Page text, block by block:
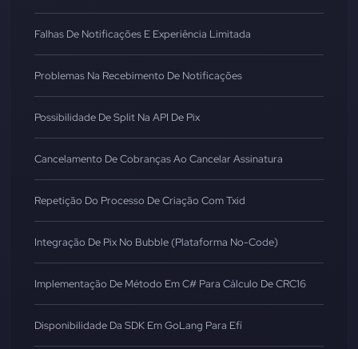
Falhas De Notificações E Experiência Limitada
Problemas Na Recebimento De Notificações
Possibilidade De Split Na API De Pix
Cancelamento De Cobranças Ao Cancelar Assinatura
Repetição Do Processo De Criação Com Txid
Integração De Pix No Bubble (Plataforma No-Code)
Implementação De Método Em C# Para Cálculo De CRC16
Disponibilidade Da SDK Em GoLang Para Efí